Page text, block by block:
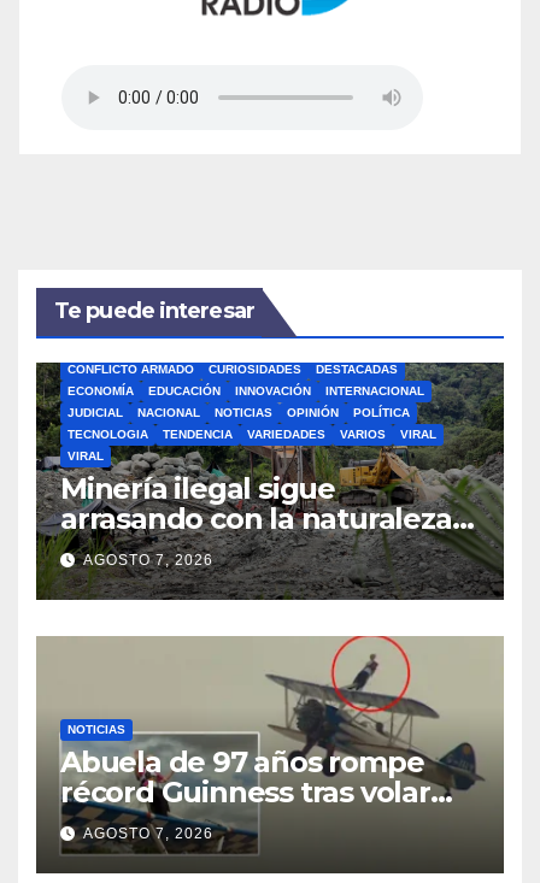
Te puede interesar
CONFLICTO ARMADO
CURIOSIDADES
DESTACADAS
ECONOMÍA
EDUCACIÓN INNOVACIÓN
INTERNACIONAL
JUDICIAL
NACIONAL NOTICIAS OPINIÓN
POLÍTICA
TECNOLOGIA
TENDENCIA VARIEDADES VARIOS
VIRAL
VIRAL
Minería ilegal sigue
arrasando con la naturaleza
en el departamento de
Nariño
AGOSTO 7, 2026
NOTICIAS
Abuela de 97 años rompe
récord Guinness tras volar
atada a las alas de una
avioneta
AGOSTO 7, 2026